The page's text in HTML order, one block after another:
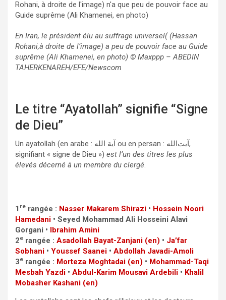
En Iran, le président élu au suffrage universel( (Hassan
Rohani,à droite de l’image) a peu de pouvoir face au Guide
suprême (Ali Khamenei, en photo) © Maxppp – ABEDIN
TAHERKENAREH/EFE/Newscom
Le titre “Ayatollah” signifie “Signe
de Dieu”
Un ayatollah (en arabe : آية الله ou en persan : آیت‌الله,
signifiant « signe de Dieu ») est l’un des titres les plus
élevés décerné à un membre du clergé.
1 re rangée : Nasser Makarem Shirazi • Hossein Noori
Hamedani • Seyed Mohammad Ali Hosseini Alavi
Gorgani • Ibrahim Amini
2e rangée : Asadollah Bayat-Zanjani (en) • Ja’far
Sobhani • Youssef Saanei • Abdollah Javadi-Amoli
3e rangée : Morteza Moghtadai (en) • Mohammad-Taqi
Mesbah Yazdi • Abdul-Karim Mousavi Ardebili • Khalil
Mobasher Kashani (en)